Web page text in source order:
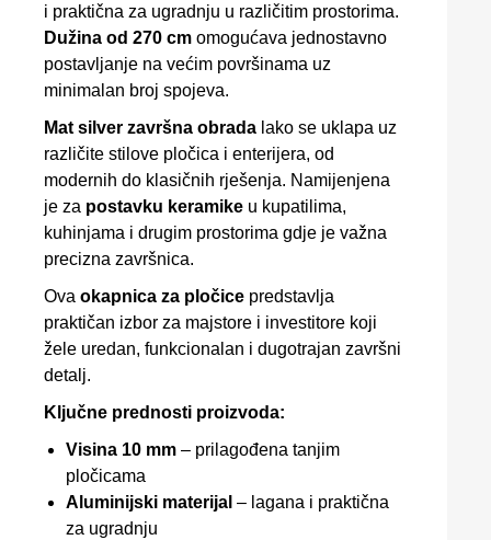
i praktična za ugradnju u različitim prostorima.
Dužina od 270 cm omogućava jednostavno
postavljanje na većim površinama uz
minimalan broj spojeva.
Mat silver završna obrada lako se uklapa uz
različite stilove pločica i enterijera, od
modernih do klasičnih rješenja. Namijenjena
je za postavku keramike u kupatilima,
kuhinjama i drugim prostorima gdje je važna
precizna završnica.
Ova okapnica za pločice predstavlja
praktičan izbor za majstore i investitore koji
žele uredan, funkcionalan i dugotrajan završni
detalj.
Ključne prednosti proizvoda:
Visina 10 mm – prilagođena tanjim
pločicama
Aluminijski materijal – lagana i praktična
za ugradnju